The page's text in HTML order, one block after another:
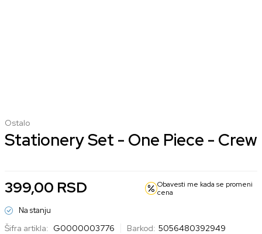
Ostalo
Stationery Set - One Piece - Crew
399,00 RSD
Obavesti me kada se promeni
cena
Na stanju
Šifra artikla: G0000003776 Barkod: 5056480392949